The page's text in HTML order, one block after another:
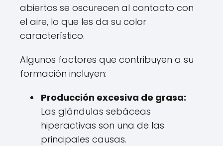
abiertos se oscurecen al contacto con
el aire, lo que les da su color
característico.
Algunos factores que contribuyen a su
formación incluyen:
Producción excesiva de grasa:
Las glándulas sebáceas
hiperactivas son una de las
principales causas.